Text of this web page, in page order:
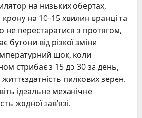
на низьких обертах,
на 10–15 хвилин вранці та
не перестаратися з протягом,
бутони від різкої зміни
шок, коли
стрибає з 15 до 30 за день,
пилкових зерен.
ідеальне механічне
жодної зав’язі.